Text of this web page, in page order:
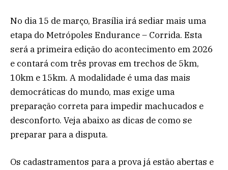
No dia 15 de março, Brasília irá sediar mais uma
etapa do Metrópoles Endurance – Corrida. Esta
será a primeira edição do acontecimento em 2026
e contará com três provas em trechos de 5km,
10km e 15km. A modalidade é uma das mais
democráticas do mundo, mas exige uma
preparação correta para impedir machucados e
desconforto. Veja abaixo as dicas de como se
preparar para a disputa.
Os cadastramentos para a prova já estão abertas e